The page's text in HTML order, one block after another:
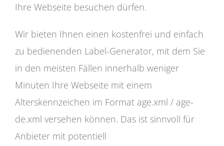
Ihre Webseite besuchen dürfen.
Wir bieten Ihnen einen kostenfrei und einfach
zu bedienenden Label-Generator, mit dem Sie
in den meisten Fällen innerhalb weniger
Minuten Ihre Webseite mit einem
Alterskennzeichen im Format age.xml / age-
de.xml versehen können. Das ist sinnvoll für
Anbieter mit potentiell